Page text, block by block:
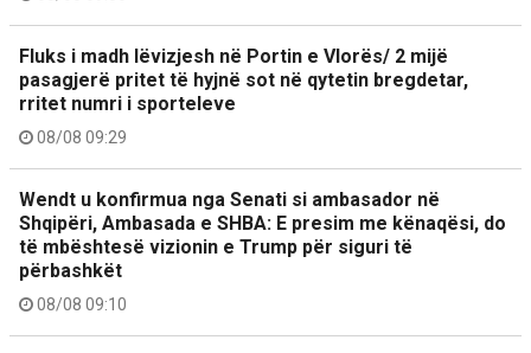
Fluks i madh lëvizjesh në Portin e Vlorës/ 2 mijë
pasagjerë pritet të hyjnë sot në qytetin bregdetar,
rritet numri i sporteleve
08/08 09:29
Wendt u konfirmua nga Senati si ambasador në
Shqipëri, Ambasada e SHBA: E presim me kënaqësi, do
të mbështesë vizionin e Trump për siguri të
përbashkët
08/08 09:10